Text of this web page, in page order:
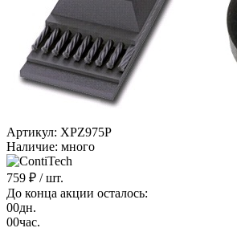
Артикул: XPZ975P
Наличие: много
759 ₽ / шт.
До конца акции осталось:
00дн.
00час.